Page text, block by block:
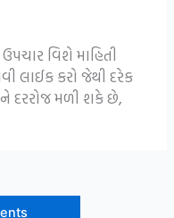
વિશે માહિતી
લાઈક કરો જેથી દરેક
દરરોજ મળી શકે છે,